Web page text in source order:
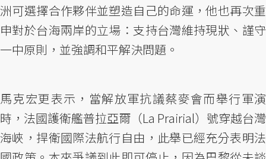
洲可選擇合作夥伴並塑造自己的命運，他也再次重
申對於台海兩岸的立場：支持台灣維持現狀、謹守
一中原則，並強調和平解決問題。
馬克宏更表示，當解放軍抗議蔡麥會而舉行軍演
時，法國護衛艦普拉亞爾（La Prairial）號穿越台灣
海峽，捍衛國際法航行自由，此舉已經充分表明法